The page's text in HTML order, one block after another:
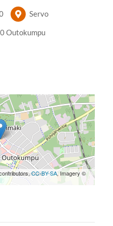
Servo
Outokumpu
CC-BY-SA, Imagery ©